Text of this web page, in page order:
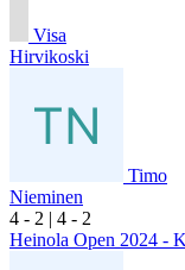
Visa
Hirvikoski
Timo
Nieminen
4 - 2 | 4 - 2
Heinola Open 2024 -